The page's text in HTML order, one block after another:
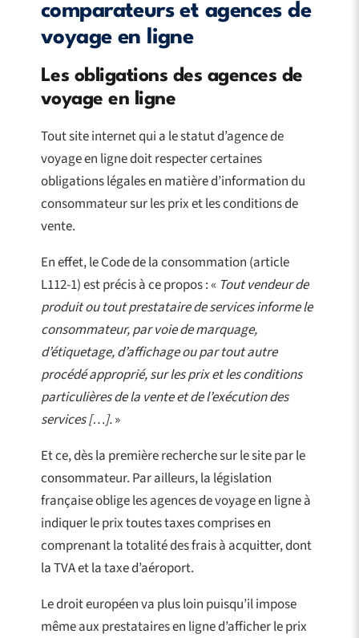
comparateurs et agences de
voyage en ligne
Les obligations des agences de
voyage en ligne
Tout site internet qui a le statut d’agence de
voyage en ligne doit respecter certaines
obligations légales en matière d’information du
consommateur sur les prix et les conditions de
vente.
En effet, le Code de la consommation (article
L112-1) est précis à ce propos : « Tout vendeur de
produit ou tout prestataire de services informe le
consommateur, par voie de marquage,
d’étiquetage, d’affichage ou par tout autre
procédé approprié, sur les prix et les conditions
particulières de la vente et de l’exécution des
services […].»
Et ce, dès la première recherche sur le site par le
consommateur. Par ailleurs, la législation
française oblige les agences de voyage en ligne à
indiquer le prix toutes taxes comprises en
comprenant la totalité des frais à acquitter, dont
la TVA et la taxe d’aéroport.
Le droit européen va plus loin puisqu’il impose
même aux prestataires en ligne d’afficher le prix